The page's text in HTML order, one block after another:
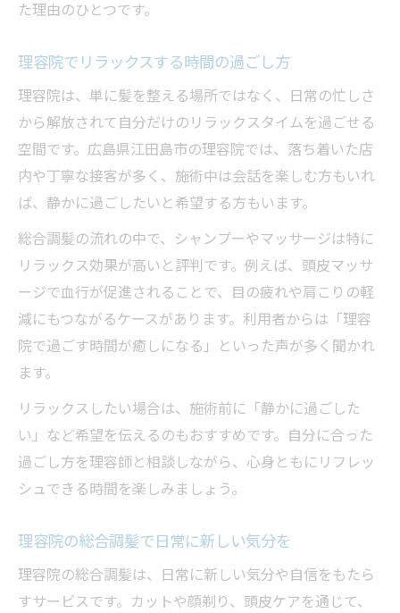
た理由のひとつです。
理容院でリラックスする時間の過ごし方
理容院は、単に髪を整える場所ではなく、日常の忙しさ
から解放されて自分だけのリラックスタイムを過ごせる
空間です。広島県江田島市の理容院では、落ち着いた店
内や丁寧な接客が多く、施術中は会話を楽しむ方もいれ
ば、静かに過ごしたいと希望する方もいます。
総合調髪の流れの中で、シャンプーやマッサージは特に
リラックス効果が高いと評判です。例えば、頭皮マッサ
ージで血行が促進されることで、目の疲れや肩こりの軽
減にもつながるケースがあります。利用者からは「理容
院で過ごす時間が癒しになる」といった声が多く聞かれ
ます。
リラックスしたい場合は、施術前に「静かに過ごした
い」など希望を伝えるのもおすすめです。自分に合った
過ごし方を理容師と相談しながら、心身ともにリフレッ
シュできる時間を楽しみましょう。
理容院の総合調髪で日常に新しい気分を
理容院の総合調髪は、日常に新しい気分や自信をもたら
すサービスです。カットや顔剃り、頭皮ケアを通じて、